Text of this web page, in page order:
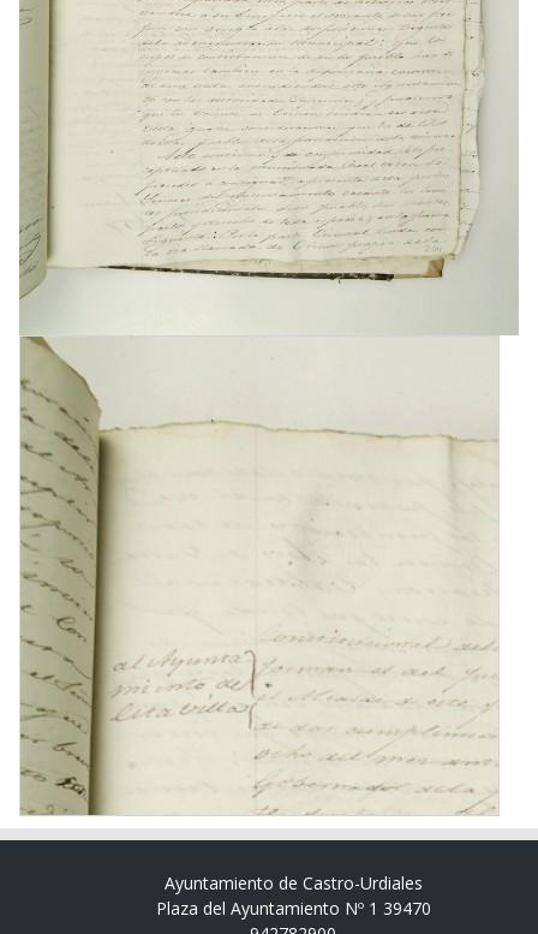
Ayuntamiento de Castro-Urdiales
Plaza del Ayuntamiento Nº 1 39470